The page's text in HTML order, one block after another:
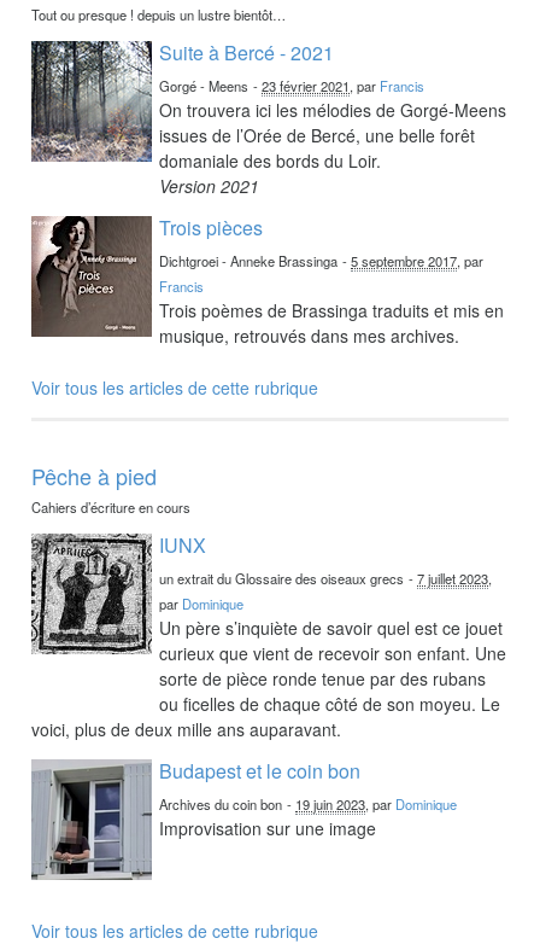
Tout ou presque ! depuis un lustre bientôt…
Suite à Bercé - 2021
Gorgé - Meens -23 février 2021, par Francis
On trouvera ici les mélodies de Gorgé-Meens
issues de l’Orée de Bercé, une belle forêt
domaniale des bords du Loir.
Version 2021
Trois pièces
Dichtgroei - Anneke Brassinga -5 septembre 2017, par
Francis
Trois poèmes de Brassinga traduits et mis en
musique, retrouvés dans mes archives.
Voir tous les articles de cette rubrique
Pêche à pied
Cahiers d’écriture en cours
IUNX
un extrait du Glossaire des oiseaux grecs -7 juillet 2023,
par Dominique
Un père s’inquiète de savoir quel est ce jouet
curieux que vient de recevoir son enfant. Une
sorte de pièce ronde tenue par des rubans
ou ficelles de chaque côté de son moyeu. Le
voici, plus de deux mille ans auparavant.
Budapest et le coin bon
Archives du coin bon - 19 juin 2023, par Dominique
Improvisation sur une image
Voir tous les articles de cette rubrique